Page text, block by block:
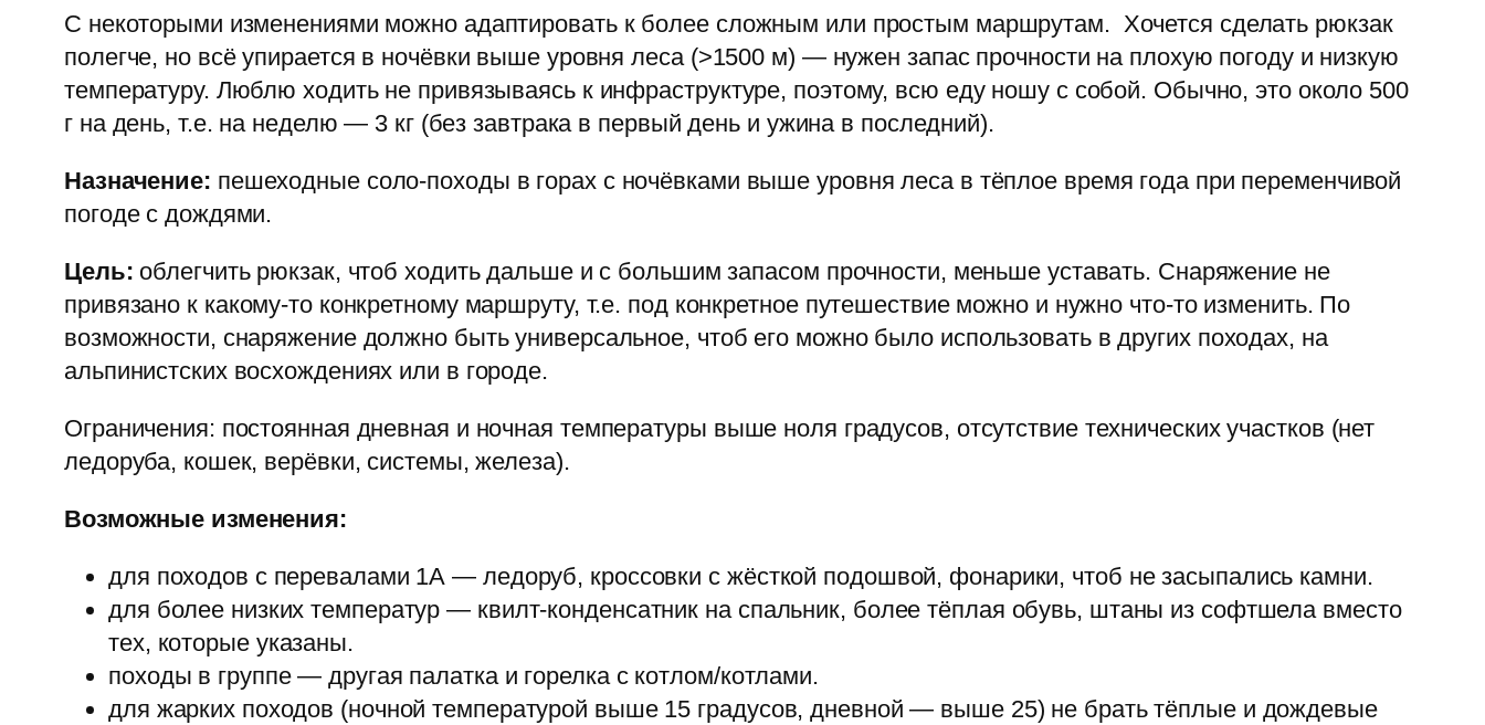
С некоторыми изменениями можно адаптировать к более сложным или простым маршрутам. Хочется сделать рюкзак
полегче, но всё упирается в ночёвки выше уровня леса (>1500 м) — нужен запас прочности на плохую погоду и низкую
температуру. Люблю ходить не привязываясь к инфраструктуре, поэтому, всю еду ношу с собой. Обычно, это около 500
г на день, т.е. на неделю — 3 кг (без завтрака в первый день и ужина в последний).
Назначение: пешеходные соло-походы в горах с ночёвками выше уровня леса в тёплое время года при переменчивой
погоде с дождями.
Цель: облегчить рюкзак, чтоб ходить дальше и с большим запасом прочности, меньше уставать. Снаряжение не
привязано к какому-то конкретному маршруту, т.е. под конкретное путешествие можно и нужно что-то изменить. По
возможности, снаряжение должно быть универсальное, чтоб его можно было использовать в других походах, на
альпинистских восхождениях или в городе.
Ограничения: постоянная дневная и ночная температуры выше ноля градусов, отсутствие технических участков (нет
ледоруба, кошек, верёвки, системы, железа).
Возможные изменения:
для походов с перевалами 1А — ледоруб, кроссовки с жёсткой подошвой, фонарики, чтоб не засыпались камни.
для более низких температур — квилт-конденсатник на спальник, более тёплая обувь, штаны из софтшела вместо
тех, которые указаны.
походы в группе — другая палатка и горелка с котлом/котлами.
для жарких походов (ночной температурой выше 15 градусов, дневной — выше 25) не брать тёплые и дождевые